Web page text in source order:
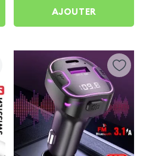
AJOUTER